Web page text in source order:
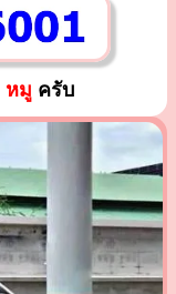
หมู ครับ